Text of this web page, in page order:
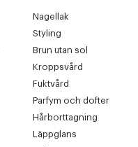
Nagellak
Styling
Brun utan sol
Kroppsvård
Fuktvård
Parfym och dofter
Hårborttagning
Läppglans